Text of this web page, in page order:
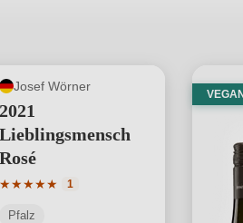
Josef Wörner
2021
Lieblingsmensch
Rosé
★★★★★
Durchschnittliche Bewertung von 5
1
Pfalz
VEGAN